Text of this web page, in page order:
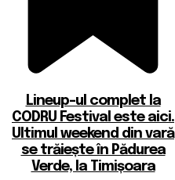
Lineup-ul complet la
CODRU Festival este aici.
Ultimul weekend din vară
se trăiește în Pădurea
Verde, la Timișoara